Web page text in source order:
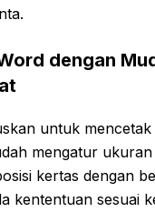
dengan
untuk
mengatur
kertas dengan
kententuan sesuai